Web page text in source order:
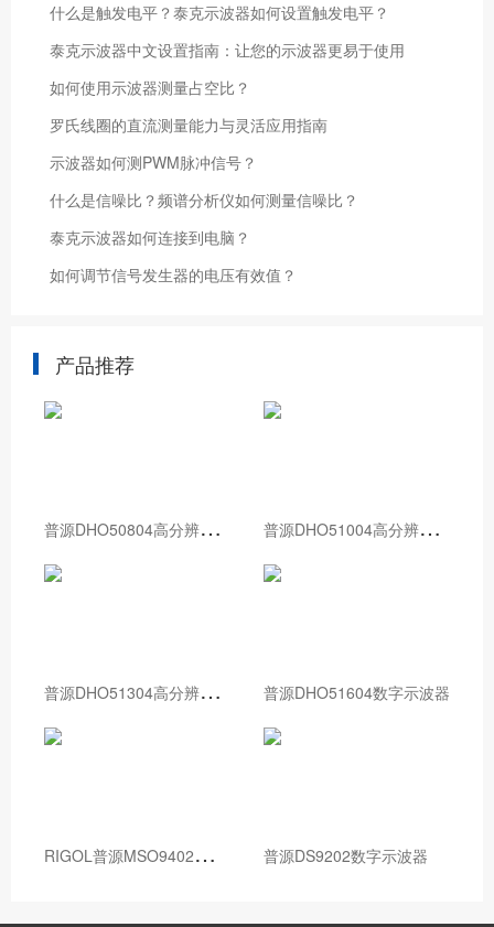
什么是触发电平？泰克示波器如何设置触发电平？
泰克示波器中文设置指南：让您的示波器更易于使用
如何使用示波器测量占空比？
罗氏线圈的直流测量能力与灵活应用指南
示波器如何测PWM脉冲信号？
什么是信噪比？频谱分析仪如何测量信噪比？
泰克示波器如何连接到电脑？
如何调节信号发生器的电压有效值？
产品推荐
普
源DHO50804高分辨率数字示波器 普
源DHO51004高分辨率数字示波器
普
源DHO51304高分辨率数字示波器 普源DHO51604数字示波器
R
IGOL普源MSO9402数字示波器 普源DS9202数字示波器